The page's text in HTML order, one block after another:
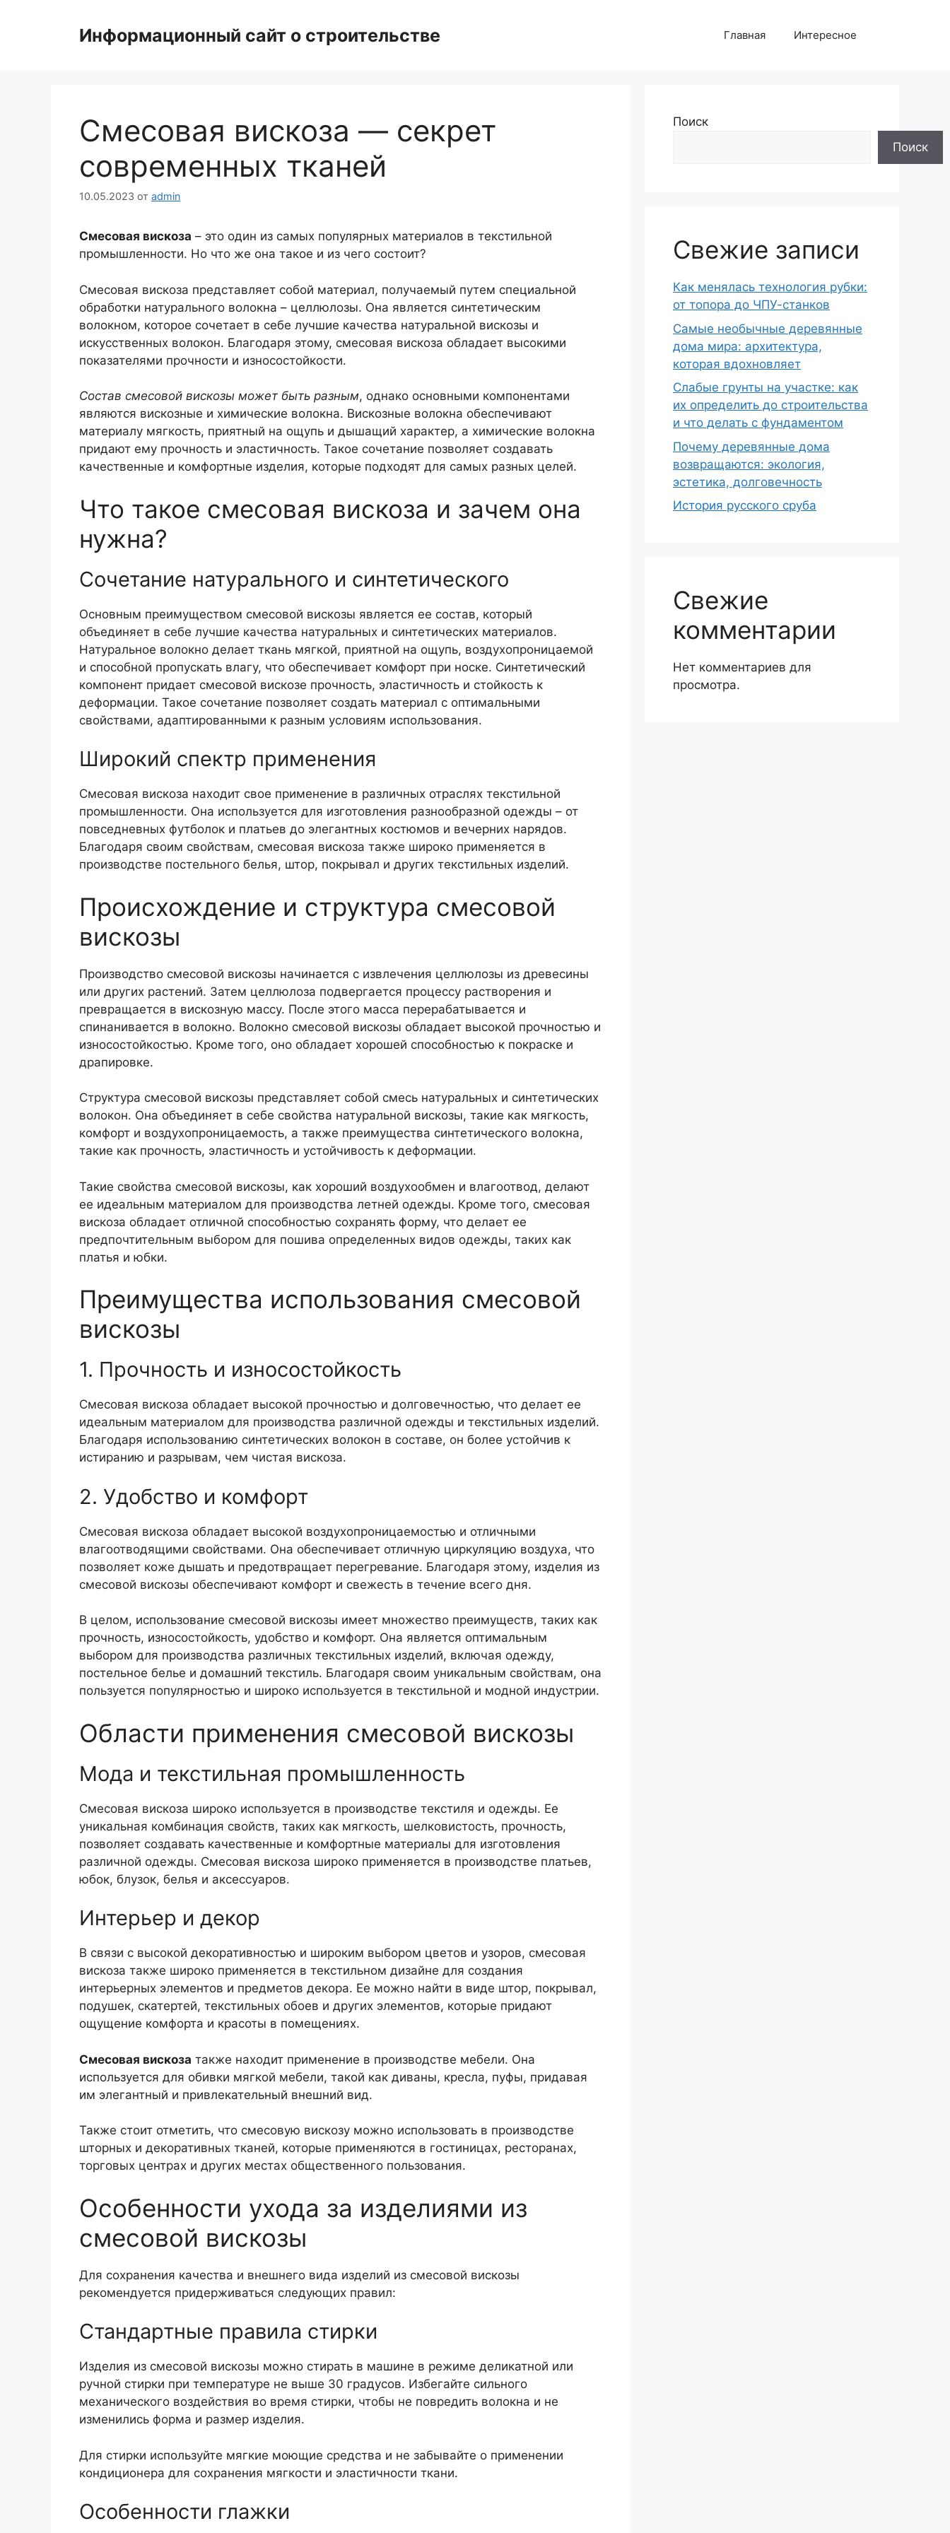
содержимомуИнформационный сайт о строительстве Главная Интересное
Смесовая вискоза — секрет
современных тканей
10.05.2023 от admin
Смесовая вискоза – это один из самых популярных материалов в текстильной
промышленности. Но что же она такое и из чего состоит?
Смесовая вискоза представляет собой материал, получаемый путем специальной
обработки натурального волокна – целлюлозы. Она является синтетическим
волокном, которое сочетает в себе лучшие качества натуральной вискозы и
искусственных волокон. Благодаря этому, смесовая вискоза обладает высокими
показателями прочности и износостойкости.
Состав смесовой вискозы может быть разным, однако основными компонентами
являются вискозные и химические волокна. Вискозные волокна обеспечивают
материалу мягкость, приятный на ощупь и дышащий характер, а химические волокна
придают ему прочность и эластичность. Такое сочетание позволяет создавать
качественные и комфортные изделия, которые подходят для самых разных целей.
Что такое смесовая вискоза и зачем она
нужна?
Сочетание натурального и синтетического
Основным преимуществом смесовой вискозы является ее состав, который
объединяет в себе лучшие качества натуральных и синтетических материалов.
Натуральное волокно делает ткань мягкой, приятной на ощупь, воздухопроницаемой
и способной пропускать влагу, что обеспечивает комфорт при носке. Синтетический
компонент придает смесовой вискозе прочность, эластичность и стойкость к
деформации. Такое сочетание позволяет создать материал с оптимальными
свойствами, адаптированными к разным условиям использования.
Широкий спектр применения
Смесовая вискоза находит свое применение в различных отраслях текстильной
промышленности. Она используется для изготовления разнообразной одежды – от
повседневных футболок и платьев до элегантных костюмов и вечерних нарядов.
Благодаря своим свойствам, смесовая вискоза также широко применяется в
производстве постельного белья, штор, покрывал и других текстильных изделий.
Происхождение и структура смесовой
вискозы
Производство смесовой вискозы начинается с извлечения целлюлозы из древесины
или других растений. Затем целлюлоза подвергается процессу растворения и
превращается в вискозную массу. После этого масса перерабатывается и
спинанивается в волокно. Волокно смесовой вискозы обладает высокой прочностью и
износостойкостью. Кроме того, оно обладает хорошей способностью к покраске и
драпировке.
Структура смесовой вискозы представляет собой смесь натуральных и синтетических
волокон. Она объединяет в себе свойства натуральной вискозы, такие как мягкость,
комфорт и воздухопроницаемость, а также преимущества синтетического волокна,
такие как прочность, эластичность и устойчивость к деформации.
Такие свойства смесовой вискозы, как хороший воздухообмен и влагоотвод, делают
ее идеальным материалом для производства летней одежды. Кроме того, смесовая
вискоза обладает отличной способностью сохранять форму, что делает ее
предпочтительным выбором для пошива определенных видов одежды, таких как
платья и юбки.
Преимущества использования смесовой
вискозы
1. Прочность и износостойкость
Смесовая вискоза обладает высокой прочностью и долговечностью, что делает ее
идеальным материалом для производства различной одежды и текстильных изделий.
Благодаря использованию синтетических волокон в составе, он более устойчив к
истиранию и разрывам, чем чистая вискоза.
2. Удобство и комфорт
Смесовая вискоза обладает высокой воздухопроницаемостью и отличными
влагоотводящими свойствами. Она обеспечивает отличную циркуляцию воздуха, что
позволяет коже дышать и предотвращает перегревание. Благодаря этому, изделия из
смесовой вискозы обеспечивают комфорт и свежесть в течение всего дня.
В целом, использование смесовой вискозы имеет множество преимуществ, таких как
прочность, износостойкость, удобство и комфорт. Она является оптимальным
выбором для производства различных текстильных изделий, включая одежду,
постельное белье и домашний текстиль. Благодаря своим уникальным свойствам, она
пользуется популярностью и широко используется в текстильной и модной индустрии.
Области применения смесовой вискозы
Мода и текстильная промышленность
Смесовая вискоза широко используется в производстве текстиля и одежды. Ее
уникальная комбинация свойств, таких как мягкость, шелковистость, прочность,
позволяет создавать качественные и комфортные материалы для изготовления
различной одежды. Смесовая вискоза широко применяется в производстве платьев,
юбок, блузок, белья и аксессуаров.
Интерьер и декор
В связи с высокой декоративностью и широким выбором цветов и узоров, смесовая
вискоза также широко применяется в текстильном дизайне для создания
интерьерных элементов и предметов декора. Ее можно найти в виде штор, покрывал,
подушек, скатертей, текстильных обоев и других элементов, которые придают
ощущение комфорта и красоты в помещениях.
Смесовая вискоза также находит применение в производстве мебели. Она
используется для обивки мягкой мебели, такой как диваны, кресла, пуфы, придавая
им элегантный и привлекательный внешний вид.
Также стоит отметить, что смесовую вискозу можно использовать в производстве
шторных и декоративных тканей, которые применяются в гостиницах, ресторанах,
торговых центрах и других местах общественного пользования.
Особенности ухода за изделиями из
смесовой вискозы
Для сохранения качества и внешнего вида изделий из смесовой вискозы
рекомендуется придерживаться следующих правил:
Стандартные правила стирки
Изделия из смесовой вискозы можно стирать в машине в режиме деликатной или
ручной стирки при температуре не выше 30 градусов. Избегайте сильного
механического воздействия во время стирки, чтобы не повредить волокна и не
изменились форма и размер изделия.
Для стирки используйте мягкие моющие средства и не забывайте о применении
кондиционера для сохранения мягкости и эластичности ткани.
Особенности глажки
Поиск
Поиск
Свежие записи
Как менялась технология рубки:
от топора до ЧПУ-станков
Самые необычные деревянные
дома мира: архитектура,
которая вдохновляет
Слабые грунты на участке: как
их определить до строительства
и что делать с фундаментом
Почему деревянные дома
возвращаются: экология,
эстетика, долговечность
История русского сруба
Свежие
комментарии
Нет комментариев для
просмотра.